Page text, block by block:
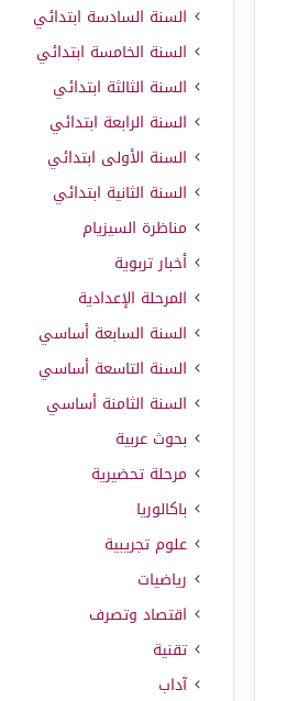
السنة السادسة ابتدائي
السنة الخامسة ابتدائي
السنة الثالثة ابتدائي
السنة الرابعة ابتدائي
السنة الأولى ابتدائي
السنة الثانية ابتدائي
مناظرة السيزيام
أخبار تربوية
المرحلة الإعدادية
السنة السابعة أساسي
السنة التاسعة أساسي
السنة الثامنة أساسي
بحوث عربية
مرحلة تحضيرية
باكالوريا
علوم تجريبية
رياضيات
اقتصاد وتصرف
تقنية
آداب